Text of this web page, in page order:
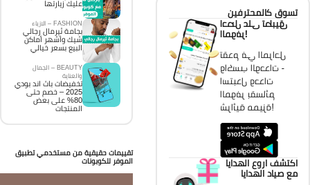
تسوق كالمحترفين
احصل على تطبيق
الموفر!
تقدم في المراحل
واكسب الوحدات -
استبدل وحدات
الموفر بقسائم
شرائية مميزة!
اكتشف اروع الهدايا
مع صياد الهدايا
عليك زيارتها
FASHION – الازياء
بجامة ثيرمال رجالي
شيك وأشهر أماكن
البيع بسعر خيالي
BEAUTY – الجمال
والعناية
تخفيضات باث اند بودي
2025 – خصم حتى
80% على بعض
المنتجات
تقييمات حقيقية من مستخدمي تطبيق
الموفر للكوبونات